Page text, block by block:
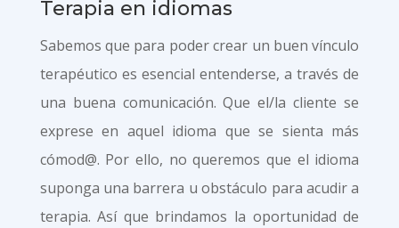
Terapia en idiomas
Sabemos que para poder crear un buen vínculo
terapéutico es esencial entenderse, a través de
una buena comunicación. Que el/la cliente se
exprese en aquel idioma que se sienta más
cómod@. Por ello, no queremos que el idioma
suponga una barrera u obstáculo para acudir a
terapia. Así que brindamos la oportunidad de